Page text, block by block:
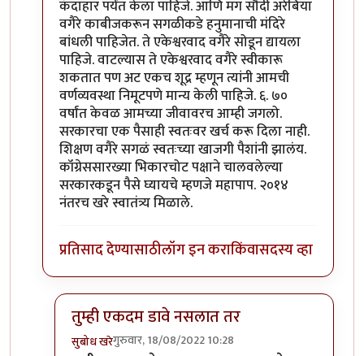
कंदाहार पर्यंत केला पाहिजे. आणि मग सौदी अरेबिया
वगैरे काबीजकरून सगळीकडे हनुमानाची मंदिरे
बांधली पाहिजेत. ते एकेश्वरवाद वगैरे सोडून द्यायला
पाहिजे. वाटल्यास ते एकेश्वरवाद वगैरे स्वीकारू
शकतात पण अट एकच शूद्र म्हणून त्यांनी आमची
वर्णव्यवस्था निमूटपणे मान्य केली पाहिजे. ६. ७०
वर्षांत केवळ आमच्या जीवावरच आम्ही जगलो.
सरकारचा एक पैसाही स्वतःवर खर्च करू दिला नाही.
शिक्षण वगैरे सगळं स्वतःच्या खाजगी पैशांनी झालंय.
कॉंग्रेससारख्या भिकारचोट पक्षाने चालवलेल्या
सरकारकडून पैसे घ्यायचे म्हणजे महापाप. २०१४
नंतरच खरे स्वातंत्र्य मिळाले.
प्रतिसाद देण्यासाठीलॉग इन कराकिंवासदस्य व्हा
तुम्ही एकदम डावे नसलात तर
सुबोध खरेगुरुवार, 18/08/2022 10:28